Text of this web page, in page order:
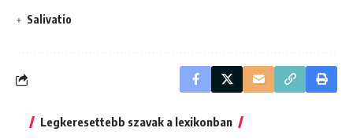
Salivatio
Legkeresettebb szavak a lexikonban